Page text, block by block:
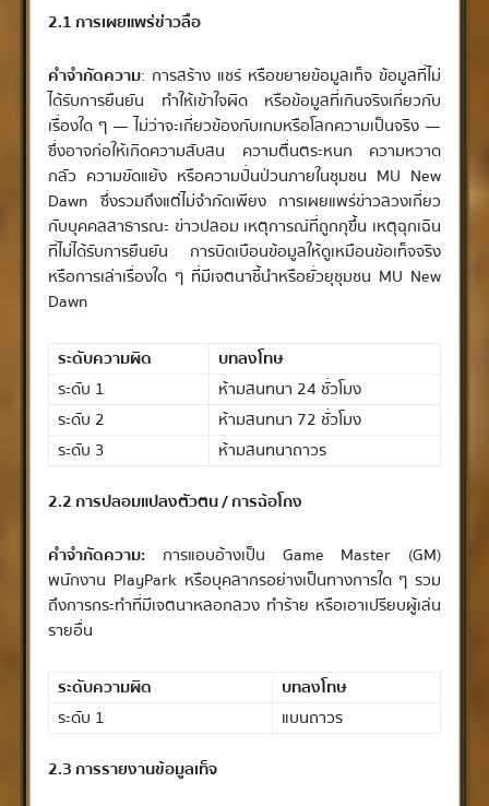
2.1 การเผยแพร่ข่าวลือ
คำจำกัดความ: การสร้าง แชร์ หรือขยายข้อมูลเท็จ ข้อมูลที่ไม่
ได้รับการยืนยัน ทำให้เข้าใจผิด หรือข้อมูลที่เกินจริงเกี่ยวกับ
เรื่องใด ๆ — ไม่ว่าจะเกี่ยวข้องกับเกมหรือโลกความเป็นจริง —
ซึ่งอาจก่อให้เกิดความสับสน ความตื่นตระหนก ความหวาด
กลัว ความขัดแย้ง หรือความปั่นป่วนภายในชุมชน MU New
Dawn ซึ่งรวมถึงแต่ไม่จำกัดเพียง การเผยแพร่ข่าวลวงเกี่ยว
กับบุคคลสาธารณะ ข่าวปลอม เหตุการณ์ที่ถูกกุขึ้น เหตุฉุกเฉิน
ที่ไม่ได้รับการยืนยัน การบิดเบือนข้อมูลให้ดูเหมือนข้อเท็จจริง
หรือการเล่าเรื่องใด ๆ ที่มีเจตนาชี้นำหรือยั่วยุชุมชน MU New
Dawn
ระดับความผิด
บทลงโทษ
ระดับ 1
ห้ามสนทนา 24 ชั่วโมง
ระดับ 2
ห้ามสนทนา 72 ชั่วโมง
ระดับ 3
ห้ามสนทนาถาวร
2.2 การปลอมแปลงตัวตน / การฉ้อโกง
คำจำกัดความ: การแอบอ้างเป็น Game Master (GM)
พนักงาน PlayPark หรือบุคลากรอย่างเป็นทางการใด ๆ รวม
ถึงการกระทำที่มีเจตนาหลอกลวง ทำร้าย หรือเอาเปรียบผู้เล่น
รายอื่น
ระดับความผิด
บทลงโทษ
ระดับ 1
แบนถาวร
2.3 การรายงานข้อมูลเท็จ